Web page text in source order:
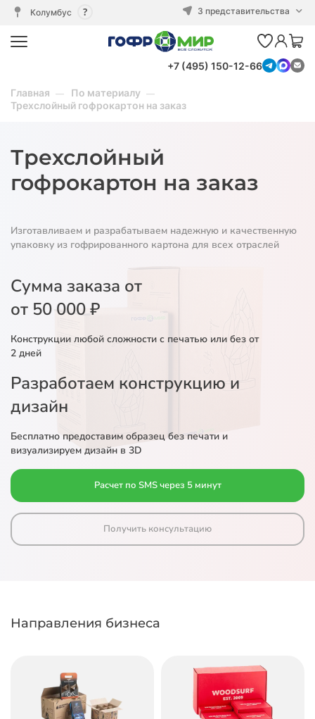
Колумбус 3 представительства
+7 (495) 150-12-66
Главная
По материалу
Трехслойный гофрокартон на заказ
Трехслойный
гофрокартон на заказ
Изготавливаем и разрабатываем надежную и качественную
упаковку из гофрированного картона для всех отраслей
Сумма заказа от
от 50 000 ₽
Конструкции любой сложности с печатью или без от
2 дней
Разработаем конструкцию и
дизайн
Бесплатно предоставим образец без печати и
визуализируем дизайн в 3D
Расчет по SMS через 5 минут
Получить консультацию
Направления бизнеса